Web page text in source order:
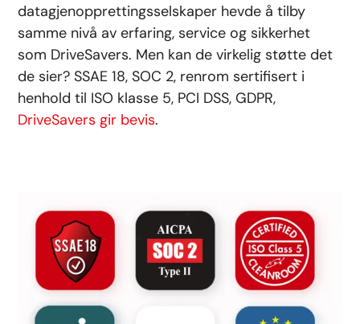
datagjenopprettingsselskaper hevde å tilby
samme nivå av erfaring, service og sikkerhet
som DriveSavers. Men kan de virkelig støtte det
de sier? SSAE 18, SOC 2, renrom sertifisert i
henhold til ISO klasse 5, PCI DSS, GDPR,
DriveSavers gir bevis.